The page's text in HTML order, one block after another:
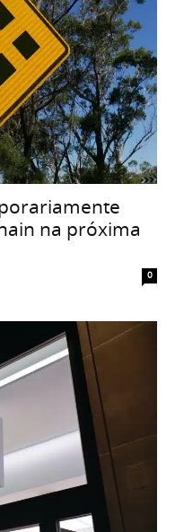
na próxima
0